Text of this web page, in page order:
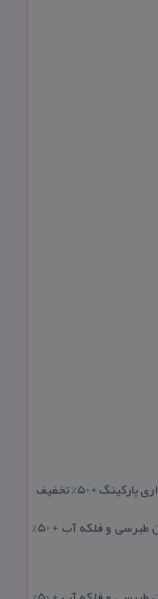
+ 50% تخفیف
لیست هتل آپارتمان های مشهد در هتل خیابان طبرسی و فلکه آب + 50%